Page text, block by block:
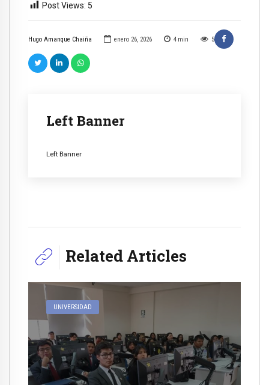
Hugo Amanque Chaiña enero 26, 2026 4 min 5
Left Banner
Left Banner
Post Views: 5
Related Articles
UNIVERSIDAD